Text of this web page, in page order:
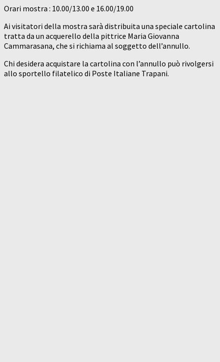
Orari mostra : 10.00/13.00 e 16.00/19.00
Ai visitatori della mostra sarà distribuita una speciale cartolina
tratta da un acquerello della pittrice Maria Giovanna
Cammarasana, che si richiama al soggetto dell’annullo.
Chi desidera acquistare la cartolina con l’annullo può rivolgersi
allo sportello filatelico di Poste Italiane Trapani.